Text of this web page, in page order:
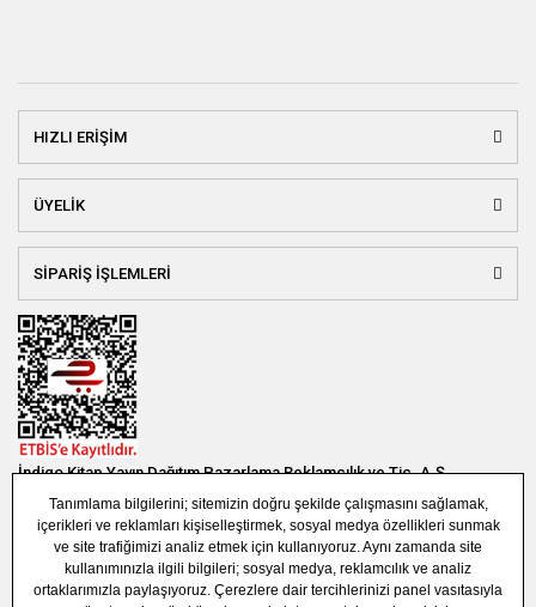
HIZLI ERİŞİM
ÜYELİK
SİPARİŞ İŞLEMLERİ
İndigo Kitap Yayın Dağıtım Pazarlama Reklamcılık ve Tic. A.Ş.
Bağlar Mah. 19. Sok. Bina No:1E 1. Bodrum Kat. Güneşli - Bağcılar /
İSTANBUL
(0850) 308 7304